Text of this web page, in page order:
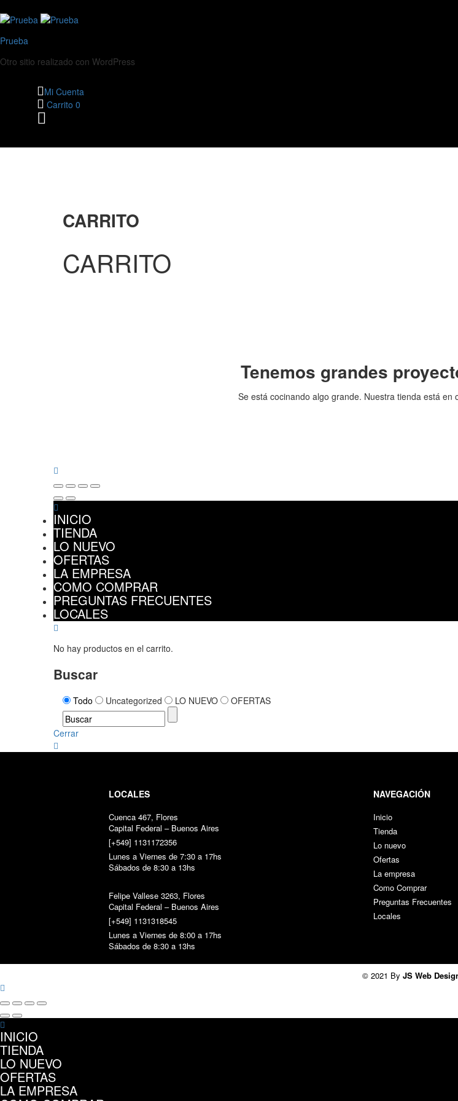
Prueba
Otro sitio realizado con WordPress
Mi Cuenta
Carrito 0
CARRITO
CARRITO
Tenemos grandes
Se está cocinando algo grande. Nuestra tienda está en
INICIO
TIENDA
LO NUEVO
OFERTAS
LA EMPRESA
COMO COMPRAR
PREGUNTAS FRECUENTES
LOCALES
No hay productos en el carrito.
Buscar
Todo Uncategorized LO NUEVO OFERTAS
Cerrar
LOCALES
Cuenca 467, Flores
Capital Federal – Buenos Aires
[+549] 1131172356
Lunes a Viernes de 7:30 a 17hs
Sábados de 8:30 a 13hs
Felipe Vallese 3263, Flores
Capital Federal – Buenos Aires
[+549] 1131318545
Lunes a Viernes de 8:00 a 17hs
Sábados de 8:30 a 13hs
NAVEGACIÓN
Inicio
Tienda
Lo nuevo
Ofertas
La empresa
Como Comprar
Preguntas Frecuentes
Locales
© 2021 By JS Web
INICIO
TIENDA
LO NUEVO
OFERTAS
LA EMPRESA